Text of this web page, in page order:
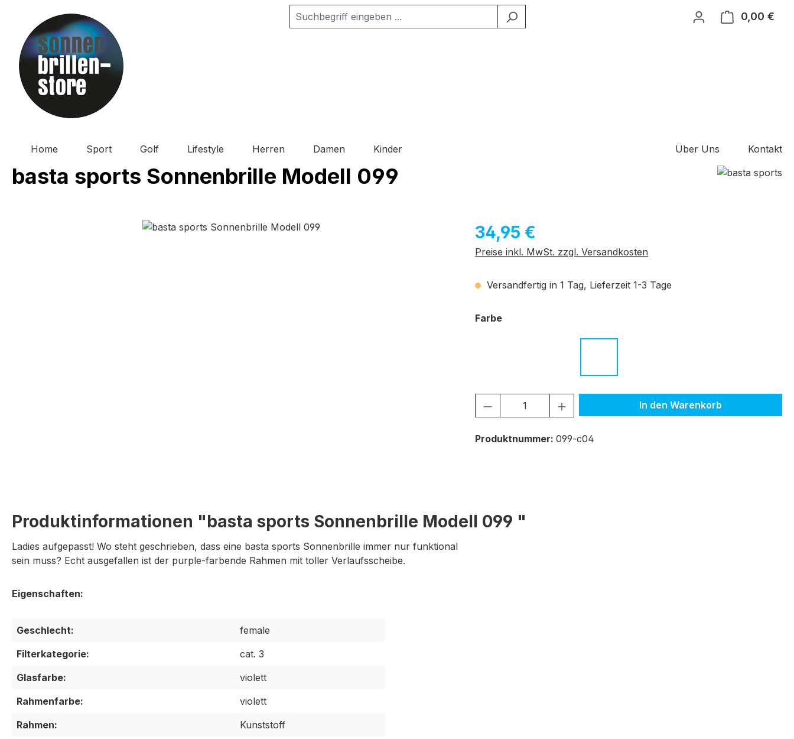
Hauptinhalt springen
Zur Suche springen
Zur Hauptnavigation springen 0,00 €
Home Sport Golf Lifestyle Herren Damen Kinder Über Uns Kontakt
basta sports Sonnenbrille Modell 099
Regulärer Preis:
34,95 €
Preise inkl. MwSt. zzgl. Versandkosten
Versandfertig in 1 Tag, Lieferzeit 1-3 Tage
Farbeauswählen
Produkt Anzahl: Gib den gewünschten Wert
In den Warenkorb
Produktnummer: 099-c04
Produktinformationen "basta sports Sonnenbrille Modell 099 "
Ladies aufgepasst! Wo steht geschrieben, dass eine basta sports Sonnenbrille immer nur funktional
sein muss? Echt ausgefallen ist der purple-farbende Rahmen mit toller Verlaufsscheibe.
Geschlecht:
female
Filterkategorie:
cat. 3
Glasfarbe:
violett
Rahmenfarbe:
violett
Rahmen:
Kunststoff